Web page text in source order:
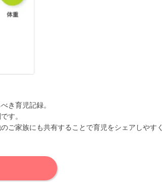
き育児記録。
す。
ご家族にも共有することで育児をシェアしやすく